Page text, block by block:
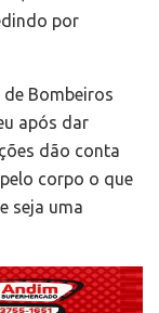
por
Bombeiros
após dar
dão conta
corpo o que
seja uma